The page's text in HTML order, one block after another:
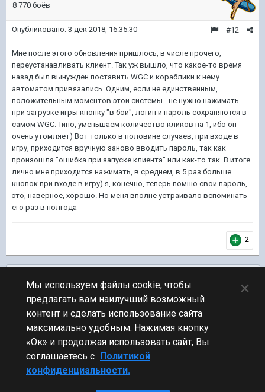
8 770 боёв
#12
Опубликовано: 3 дек 2018, 16:35:30
Мне после этого обновления пришлось, в числе прочего,
переустанавливать клиент. Так уж вышло, что какое-то время
назад был вынужден поставить WGC и кораблики к нему
автоматом привязались. Одним, если не единственным,
положительным моментов этой системы - не нужно нажимать
при загрузке игры кнопку "в бой", логин и пароль сохраняются в
самом WGC. Типо, уменьшаем количество кликов на 1, ибо он
очень утомляет) Вот только в половине случаев, при входе в
игру, приходится вручную заново вводить пароль, так как
произошла "ошибка при запуске клиента" или как-то так. В итоге
лично мне приходится нажимать, в среднем, в 5 раз больше
кнопок при входе в игру) я, конечно, теперь помню свой пароль,
это, наверное, хорошо. Но меня вполне устраивало вспоминать
его раз в полгода
2
ПЕРЕЙТИ К СПИСКУ ТЕМ
Флудилка
Стиль
Мы используем файлы cookie, чтобы
предлагать вам наилучший возможный
контент и сделать использование сайта
максимально удобным. Нажимая кнопку
«Ок» и продолжая использовать сайт, Вы
соглашаетесь с Политикой
конфиденциальности.
×